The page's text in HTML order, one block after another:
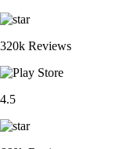
320k Reviews
4.5